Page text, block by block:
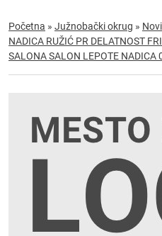
Početna » Južnobački okrug »
NADICA RUŽIĆ PR DELATNOST
SALONA SALON LEPOTE NADICA